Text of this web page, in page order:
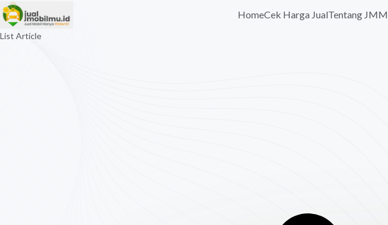
HomeCek Harga JualTentang JMM
List Article